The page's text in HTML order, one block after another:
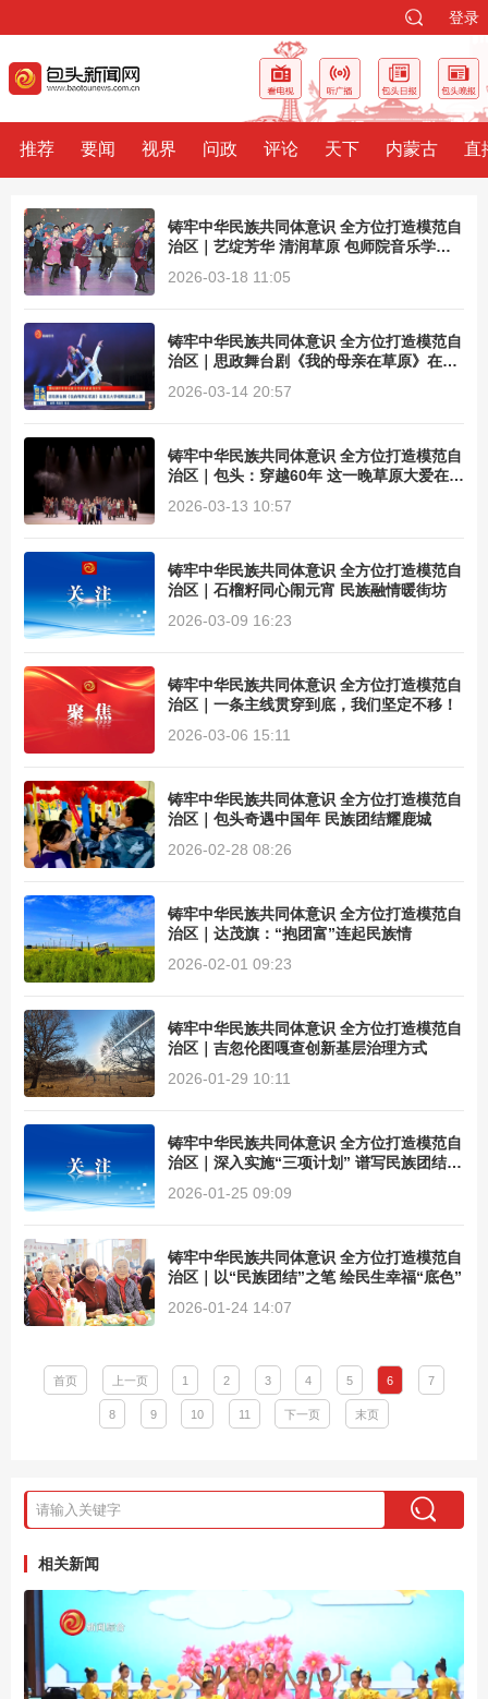
登录
推荐 要闻 视界 问政 评论 天下 内蒙古 直
铸牢中华民族共同体意识 全方位打造模范自
治区｜艺绽芳华 清润草原 包师院音乐学院
2026-03-18 11:05
铸牢中华民族共同体意识 全方位打造模范自
治区｜思政舞台剧《我的母亲在草原》在复
2026-03-14 20:57
铸牢中华民族共同体意识 全方位打造模范自
治区｜包头：穿越60年 这一晚草原大爱在复
2026-03-13 10:57
铸牢中华民族共同体意识 全方位打造模范自
治区｜石榴籽同心闹元宵 民族融情暖街坊
2026-03-09 16:23
铸牢中华民族共同体意识 全方位打造模范自
治区｜一条主线贯穿到底，我们坚定不移！
2026-03-06 15:11
铸牢中华民族共同体意识 全方位打造模范自
治区｜包头奇遇中国年 民族团结耀鹿城
2026-02-28 08:26
铸牢中华民族共同体意识 全方位打造模范自
治区｜达茂旗：“抱团富”连起民族情
2026-02-01 09:23
铸牢中华民族共同体意识 全方位打造模范自
治区｜吉忽伦图嘎查创新基层治理方式
2026-01-29 10:11
铸牢中华民族共同体意识 全方位打造模范自
治区｜深入实施“三项计划” 谱写民族团结篇
2026-01-25 09:09
铸牢中华民族共同体意识 全方位打造模范自
治区｜以“民族团结”之笔 绘民生幸福“底色”
2026-01-24 14:07
首页 上一页 1 2 3 4 5 6 7
8 9 10 11 下一页 末页
相关新闻